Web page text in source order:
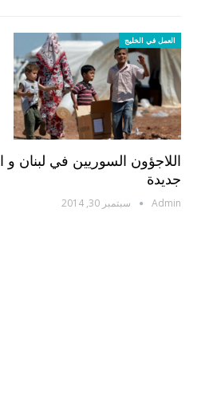
العمل في الخليج
اللاجؤون السوريين في لبنان و
جديدة
Admin سبتمبر 30, 2014